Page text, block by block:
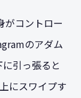
がコントロー
のアダム
引っ張ると
にスワイプす